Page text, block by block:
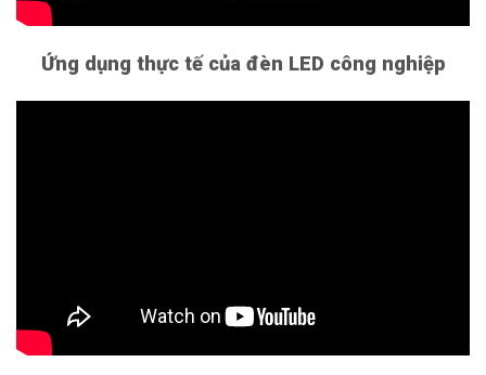
Ứng dụng thực tế của đèn LED công nghiệp